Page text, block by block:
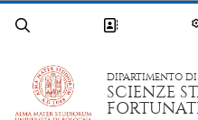
DIPARTIMENTO DI
SCIENZE